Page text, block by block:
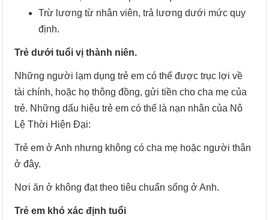
Trừ lương từ nhân viên, trả lương dưới mức quy
định.
Trẻ dưới tuổi vị thành niên.
Những người lạm dụng trẻ em có thể được trục lợi về
tài chính, hoặc họ thông đồng, gửi tiền cho cha mẹ của
trẻ. Những dấu hiệu trẻ em có thể là nạn nhân của Nô
Lệ Thời Hiện Đại:
Trẻ em ở Anh nhưng không có cha mẹ hoặc người thân
ở đây.
Nơi ăn ở không đạt theo tiêu chuẩn sống ở Anh.
Trẻ em khó xác định tuổi